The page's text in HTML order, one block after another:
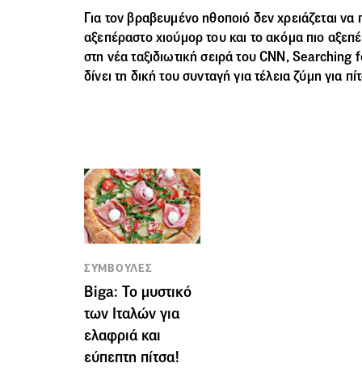
Για τον βραβευμένο ηθοποιό δεν χρειάζεται να
αξεπέραστο χιούμορ του και το ακόμα πιο
στη νέα ταξιδιωτική σειρά του CNN,
δίνει τη δική του συνταγή για τέλεια ζύμη για
ΣΥΜΒΟΥΛΕΣ
Biga: Το μυστικό
των Ιταλών για
ελαφριά και
εύπεπτη πίτσα!